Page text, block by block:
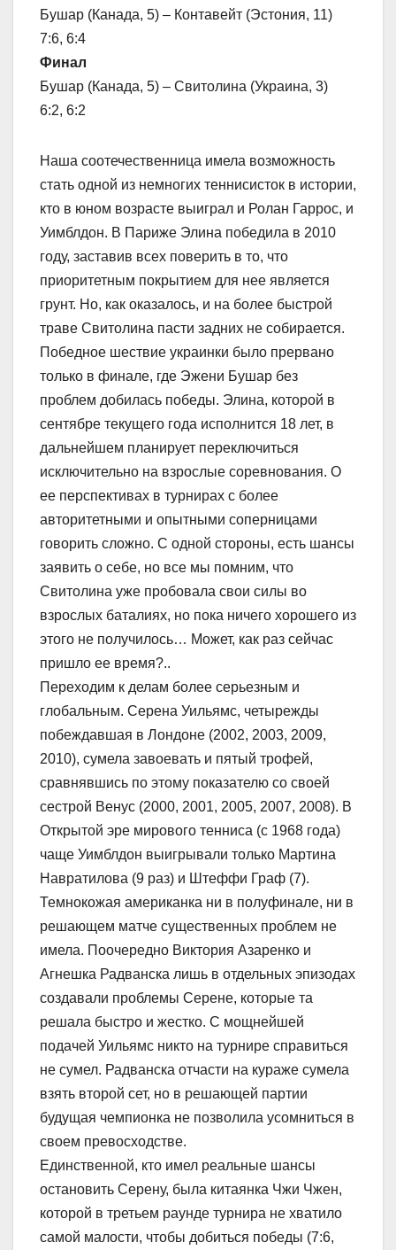
Бушар (Канада, 5) – Контавейт (Эстония, 11)
7:6, 6:4
Финал
Бушар (Канада, 5) – Свитолина (Украина, 3)
6:2, 6:2
Наша соотечественница имела возможность
стать одной из немногих теннисисток в истории,
кто в юном возрасте выиграл и Ролан Гаррос, и
Уимблдон. В Париже Элина победила в 2010
году, заставив всех поверить в то, что
приоритетным покрытием для нее является
грунт. Но, как оказалось, и на более быстрой
траве Свитолина пасти задних не собирается.
Победное шествие украинки было прервано
только в финале, где Эжени Бушар без
проблем добилась победы. Элина, которой в
сентябре текущего года исполнится 18 лет, в
дальнейшем планирует переключиться
исключительно на взрослые соревнования. О
ее перспективах в турнирах с более
авторитетными и опытными соперницами
говорить сложно. С одной стороны, есть шансы
заявить о себе, но все мы помним, что
Свитолина уже пробовала свои силы во
взрослых баталиях, но пока ничего хорошего из
этого не получилось… Может, как раз сейчас
пришло ее время?..
Переходим к делам более серьезным и
глобальным. Серена Уильямс, четырежды
побеждавшая в Лондоне (2002, 2003, 2009,
2010), сумела завоевать и пятый трофей,
сравнявшись по этому показателю со своей
сестрой Венус (2000, 2001, 2005, 2007, 2008). В
Открытой эре мирового тенниса (с 1968 года)
чаще Уимблдон выигрывали только Мартина
Навратилова (9 раз) и Штеффи Граф (7).
Темнокожая американка ни в полуфинале, ни в
решающем матче существенных проблем не
имела. Поочередно Виктория Азаренко и
Агнешка Радванска лишь в отдельных эпизодах
создавали проблемы Серене, которые та
решала быстро и жестко. С мощнейшей
подачей Уильямс никто на турнире справиться
не сумел. Радванска отчасти на кураже сумела
взять второй сет, но в решающей партии
будущая чемпионка не позволила усомниться в
своем превосходстве.
Единственной, кто имел реальные шансы
остановить Серену, была китаянка Чжи Чжен,
которой в третьем раунде турнира не хватило
самой малости, чтобы добиться победы (7:6,